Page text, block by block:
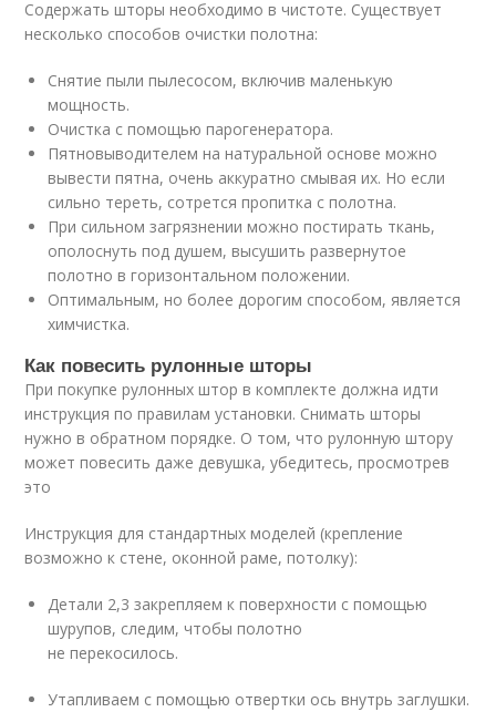
Содержать шторы необходимо в чистоте. Существует
несколько способов очистки полотна:
Снятие пыли пылесосом, включив маленькую
мощность.
Очистка с помощью парогенератора.
Пятновыводителем на натуральной основе можно
вывести пятна, очень аккуратно смывая их. Но если
сильно тереть, сотрется пропитка с полотна.
При сильном загрязнении можно постирать ткань,
ополоснуть под душем, высушить развернутое
полотно в горизонтальном положении.
Оптимальным, но более дорогим способом, является
химчистка.
Как повесить рулонные шторы
При покупке рулонных штор в комплекте должна идти
инструкция по правилам установки. Снимать шторы
нужно в обратном порядке. О том, что рулонную штору
может повесить даже девушка, убедитесь, просмотрев
это
Инструкция для стандартных моделей (крепление
возможно к стене, оконной раме, потолку):
Детали 2,3 закрепляем к поверхности с помощью
шурупов, следим, чтобы полотно
не перекосилось.
Утапливаем с помощью отвертки ось внутрь заглушки.